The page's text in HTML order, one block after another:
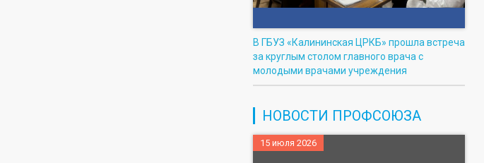
В ГБУЗ «Калининская ЦРКБ» прошла встреча
за круглым столом главного врача с
молодыми врачами учреждения
НОВОСТИ ПРОФСОЮЗА
15 июля 2026